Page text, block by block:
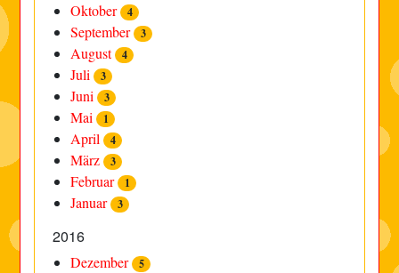
Oktober 4
September 3
August 4
Juli 3
Juni 3
Mai 1
April 4
März 3
Februar 1
Januar 3
2016
Dezember 5